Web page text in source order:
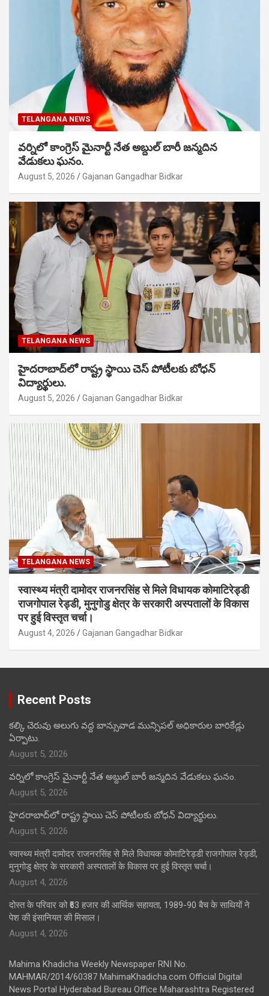
TELANGANA NEWS
వర్నిలో కాంగ్రెస్ మైనార్టీ నేత అబ్దుల్ బారీ జన్మదిన
వేడుకలు ఘనం.
August 5, 2026 Gajanan Gangadhar Bidkar
TELANGANA NEWS
హైదరాబాద్‌లో రాష్ట్ర స్థాయి చెస్ పోటీలకు బోధన్
విద్యార్థులు.
August 5, 2026 Gajanan Gangadhar Bidkar
TELANGANA NEWS
स्वास्थ्य मंत्री दामोदर राजनरसिंह से मिले विधायक कोमाटिरेड्डी
राजगोपाल रेड्डी, मुनुगोडु क्षेत्र के सरकारी अस्पतालों के विकास
पर हुई विस्तृत चर्चा।
August 4, 2026 Gajanan Gangadhar Bidkar
Recent Posts
కల్కి చెరువు అలుగు వద్ద బాన్సువాడ మున్సిపల్ అధికారుల బారికేడ్లు
ఏర్పాటు.
August 5, 2026
వర్నిలో కాంగ్రెస్ మైనార్టీ నేత అబ్దుల్ బారీ జన్మదిన వేడుకలు ఘనం.
August 5, 2026
హైదరాబాద్‌లో రాష్ట్ర స్థాయి చెస్ పోటీలకు బోధన్ విద్యార్థులు.
August 5, 2026
स्वास्थ्य मंत्री दामोदर राजनरसिंह से मिले विधायक कोमाटिरेड्डी राजगोपाल रेड्डी,
मुनुगोडु क्षेत्र के सरकारी अस्पतालों के विकास पर हुई विस्तृत चर्चा।
August 4, 2026
दोस्त के परिवार को ₹63 हजार की आर्थिक सहायता, 1989-90 बैच के साथियों ने
पेश की इंसानियत की मिसाल।
August 4, 2026
Mahima Khadicha Weekly Newspaper RNI No.
MAHMAR/2014/60387 MahimaKhadicha.com Official Digital
News Portal Hyderabad Bureau Office Maharashtra Registered